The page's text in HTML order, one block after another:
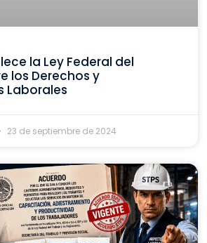
la Ley Federal del
los Derechos y
Laborales
23 de septiembre de 2024